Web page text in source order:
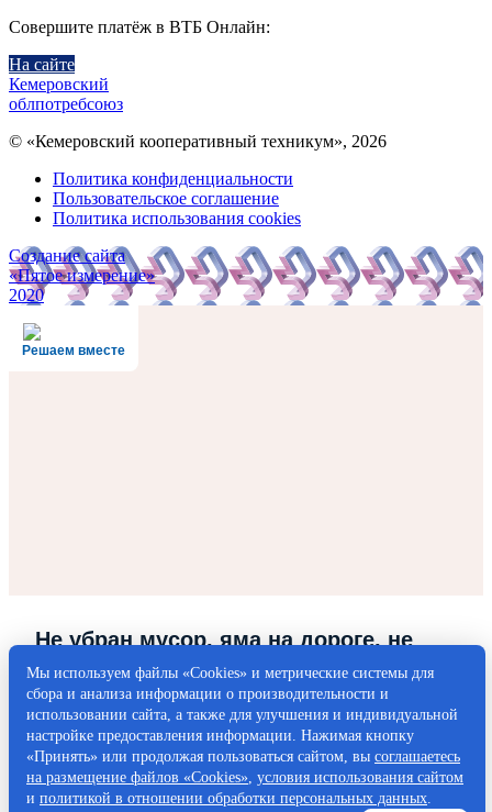
Совершите платёж в ВТБ Онлайн:
На сайте
Кемеровский
облпотребсоюз
© «Кемеровский кооперативный техникум», 2026
Политика конфиденциальности
Пользовательское соглашение
Политика использования cookies
Создание сайта
«Пятое измерение»
2020
Решаем вместе
Не убран мусор, яма на дороге, не
горит фонарь?
Столкнулись с проблемой — сообщите о ней!
Написать о проблеме
Мы используем файлы «Cookies» и метрические системы для
сбора и анализа информации о производительности и
использовании сайта, а также для улучшения и индивидуальной
настройке предоставления информации. Нажимая кнопку
«Принять» или продолжая пользоваться сайтом, вы соглашаетесь
на размещение файлов «Cookies», условия использования сайтом
и политикой в отношении обработки персональных данных.